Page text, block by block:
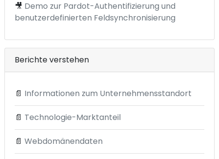
🎥 Demo zur Pardot-Authentifizierung und
benutzerdefinierten Feldsynchronisierung
Berichte verstehen
📄 Informationen zum Unternehmensstandort
📄 Technologie-Marktanteil
📄 Webdomänendaten